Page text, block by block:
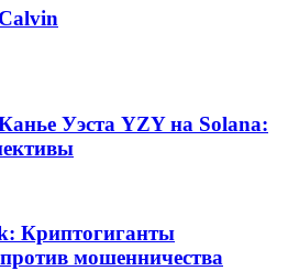
Уэста YZY на Solana:
Криптогиганты
мошенничества